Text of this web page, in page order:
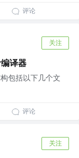
评论
关注
译器
包括以下几个文
评论
关注